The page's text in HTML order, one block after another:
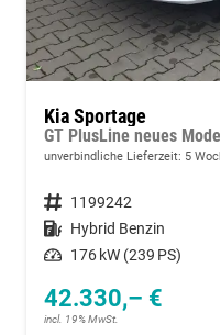
Kia Sportage
GT PlusLine neues
unverbindliche Lieferzeit: 5
Fahrzeugnummer 1199242
Kraftstoff Hybrid Benzin
Leistung 176 kW (239 PS)
42.330,– €
incl. 19% MwSt.